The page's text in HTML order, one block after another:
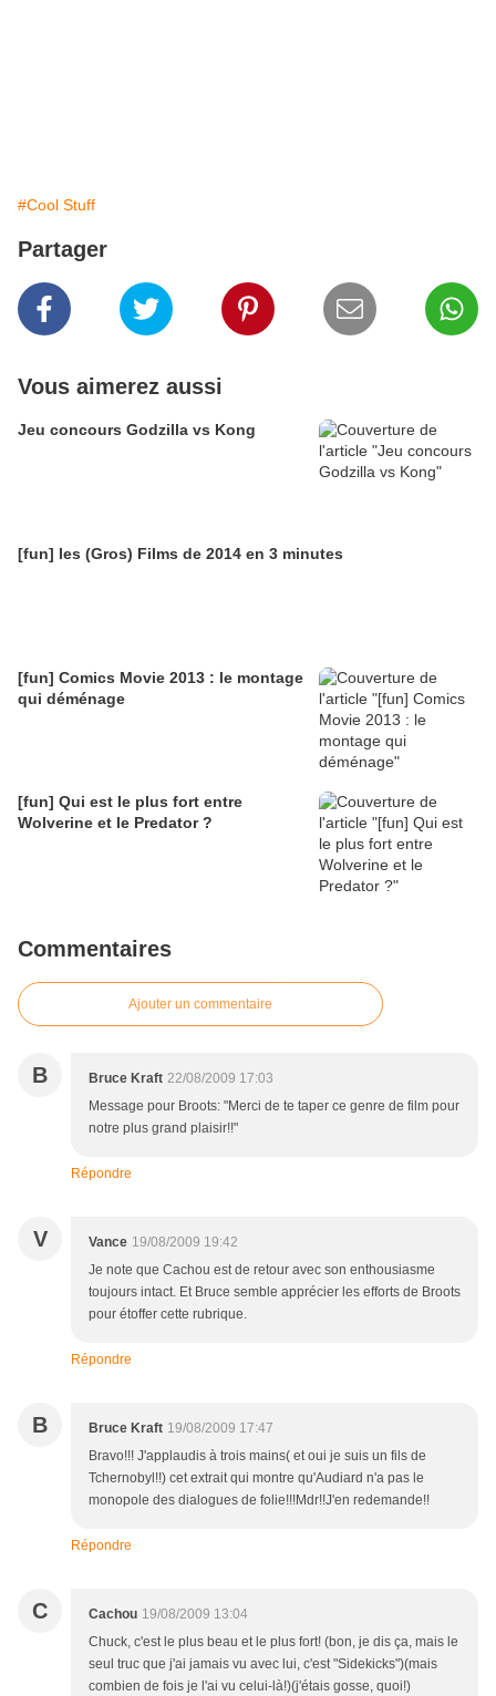
#Cool Stuff
Partager
Vous aimerez aussi
Jeu concours Godzilla vs Kong
[fun] les (Gros) Films de 2014 en 3 minutes
[fun] Comics Movie 2013 : le montage
qui déménage
[fun] Qui est le plus fort entre
Wolverine et le Predator ?
Commentaires
Ajouter un commentaire
B Bruce Kraft 22/08/2009 17:03
Message pour Broots: "Merci de te taper ce genre de film pour
notre plus grand plaisir!!"
Répondre
V Vance 19/08/2009 19:42
Je note que Cachou est de retour avec son enthousiasme
toujours intact. Et Bruce semble apprécier les efforts de Broots
pour étoffer cette rubrique.
Répondre
B Bruce Kraft 19/08/2009 17:47
Bravo!!! J'applaudis à trois mains( et oui je suis un fils de
Tchernobyl!!) cet extrait qui montre qu'Audiard n'a pas le
monopole des dialogues de folie!!!Mdr!!J'en redemande!!
Répondre
C Cachou 19/08/2009 13:04
Chuck, c'est le plus beau et le plus fort! (bon, je dis ça, mais le
seul truc que j'ai jamais vu avec lui, c'est "Sidekicks")(mais
combien de fois je l'ai vu celui-là!)(j'étais gosse, quoi!)